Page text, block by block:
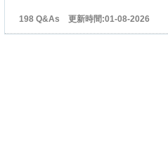
198 Q&As 更新時間:01-08-2026